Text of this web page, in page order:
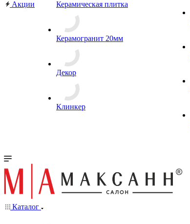
Акции Керамическая плитка
Керамогранит 20мм
Декор
Клинкер
Каталог